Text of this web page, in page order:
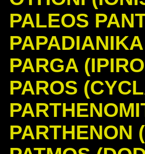
PALEOS
PARGA
PAROS
PARTHENON